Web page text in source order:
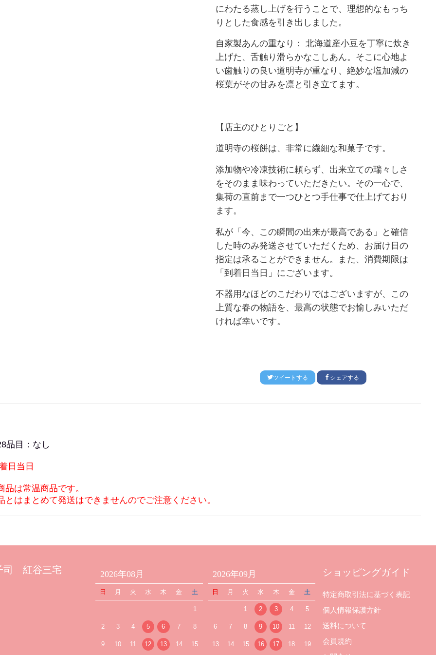
にわたる蒸し上げを行うことで、理想的なもっち
りとした食感を引き出しました。
自家製あんの重なり： 北海道産小豆を丁寧に炊き
上げた、舌触り滑らかなこしあん。そこに心地よ
い歯触りの良い道明寺が重なり、絶妙な塩加減の
桜葉がその甘みを凛と引き立てます。
【店主のひとりごと】
道明寺の桜餅は、非常に繊細な和菓子です。
添加物や冷凍技術に頼らず、出来立ての瑞々しさ
をそのまま味わっていただきたい。その一心で、
集荷の直前まで一つひとつ手仕事で仕上げており
ます。
私が「今、この瞬間の出来が最高である」と確信
した時のみ発送させていただくため、お届け日の
指定は承ることができません。また、消費期限は
「到着日当日」にございます。
不器用なほどのこだわりではございますが、この
上質な春の物語を、最高の状態でお愉しみいただ
ければ幸いです。
ツイートする シェアする
品目：なし
日当日
は常温商品です。
とはまとめて発送はできませんのでご注意ください。
司 紅谷三宅 2026年08月
日 月 火 水 木 金 土
1
2 3 4 5 6 7 8
9 10 11 12 13 14 15
2026年09月
日 月 火 水 木 金 土
1 2 3 4 5
6 7 8 9 10 11 12
13 14 15 16 17 18 19
ショッピングガイド
特定商取引法に基づく表記
個人情報保護方針
送料について
会員規約